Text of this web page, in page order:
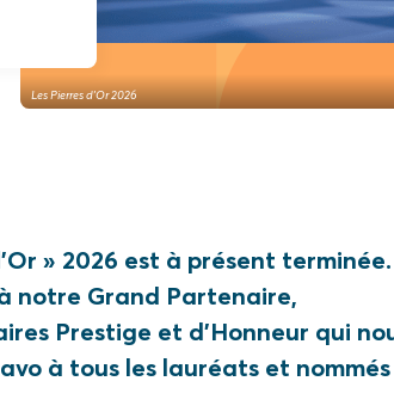
Les Pierres d'Or 2026
» 2026 est à présent terminée.
notre Grand Partenaire,
Prestige et d’Honneur qui
à tous les lauréats et nommés